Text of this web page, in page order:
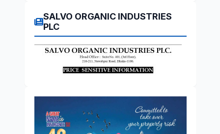
SALVO ORGANIC INDUSTRIES
PLC